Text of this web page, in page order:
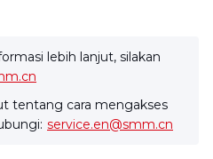
lebih lanjut, silakan
tentang cara mengakses
service.en@smm.cn